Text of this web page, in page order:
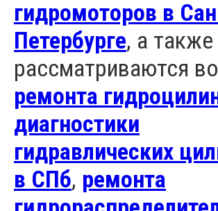
гидромоторов в
Петербурге, а также
рассматриваются
ремонта
диагностики
гидравлических
в СПб, ремонта